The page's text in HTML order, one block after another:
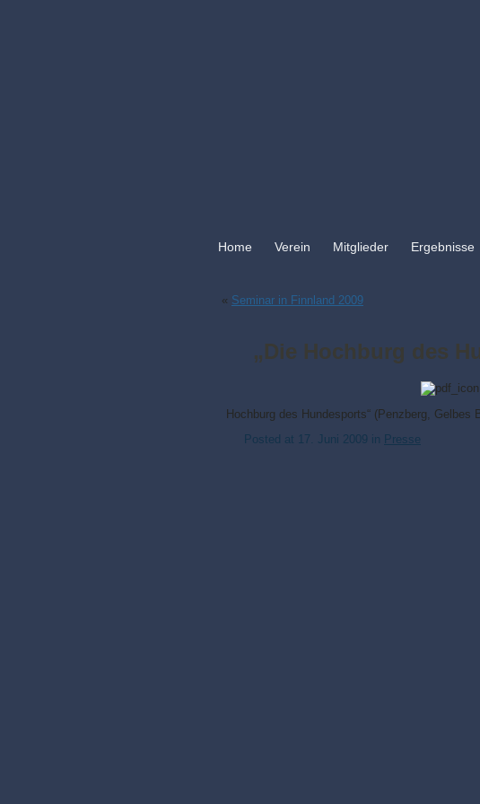
Home Verein Mitglieder Ergebnisse
« Seminar in Finnland 2009
„Die Hochburg des
Hochburg des Hundesports“ (Penzberg, Gelbes
Posted at 17. Juni 2009 in Presse